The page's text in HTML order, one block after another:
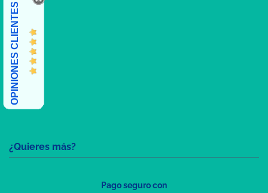
¿Quieres más?
OPINIONES CLIENTES
Pago seguro con